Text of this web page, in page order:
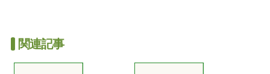
関連記事